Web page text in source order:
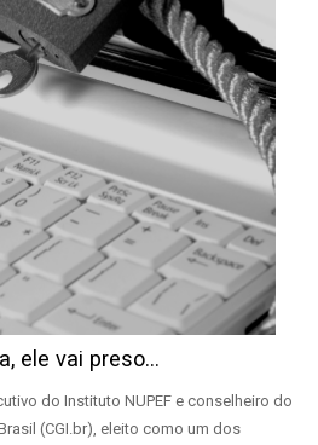
ele vai preso...
do Instituto NUPEF e conselheiro do
(CGI.br), eleito como um dos